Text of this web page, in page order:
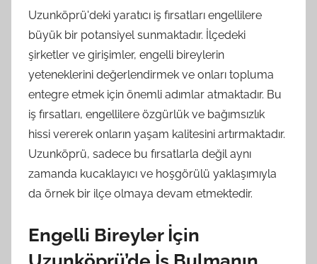
Uzunköprü'deki yaratıcı iş fırsatları engellilere
büyük bir potansiyel sunmaktadır. İlçedeki
şirketler ve girişimler, engelli bireylerin
yeteneklerini değerlendirmek ve onları topluma
entegre etmek için önemli adımlar atmaktadır. Bu
iş fırsatları, engellilere özgürlük ve bağımsızlık
hissi vererek onların yaşam kalitesini artırmaktadır.
Uzunköprü, sadece bu fırsatlarla değil aynı
zamanda kucaklayıcı ve hoşgörülü yaklaşımıyla
da örnek bir ilçe olmaya devam etmektedir.
Engelli Bireyler İçin